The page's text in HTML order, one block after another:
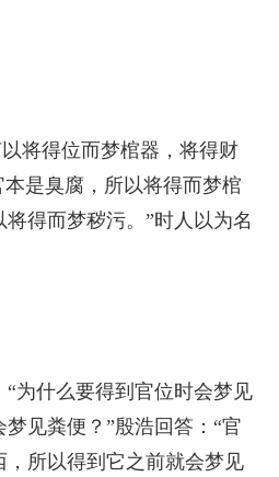
将得位而梦棺器，将得财
是臭腐，所以将得而梦棺
得而梦秽污。”时人以为名
为什么要得到官位时会梦见
见粪便？”殷浩回答：“官
所以得到它之前就会梦见